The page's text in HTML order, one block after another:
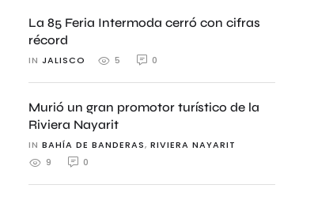
La 85 Feria Intermoda cerró con cifras
récord
IN JALISCO 5 0
Murió un gran promotor turístico de la
Riviera Nayarit
IN BAHÍA DE BANDERAS, RIVIERA NAYARIT
9
0